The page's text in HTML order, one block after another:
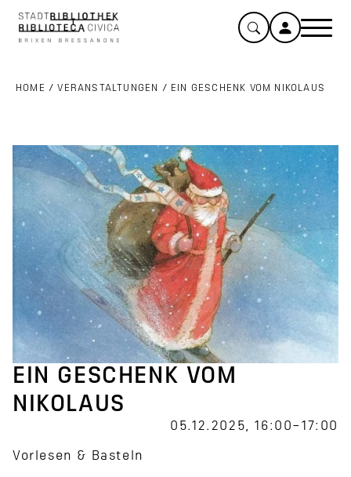
HOME /VERANSTALTUNGEN / EIN GESCHENK VOM NIKOLAUS
EIN GESCHENK VOM
NIKOLAUS
05.12.2025, 16:00–17:00
Vorlesen & Basteln